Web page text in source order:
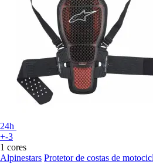
24h
+-3
1 cores
Alpinestars Protetor de costas de